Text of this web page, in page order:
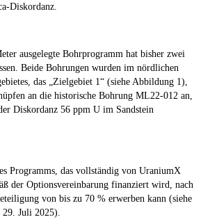
Diskordanz.
ausgelegte Bohrprogramm hat bisher zwei
Beide Bohrungen wurden im nördlichen
das „Zielgebiet 1“ (siehe Abbildung 1),
an die historische Bohrung ML22-012 an,
Diskordanz 56 ppm U im Sandstein
Programms, das vollständig von UraniumX
der Optionsvereinbarung finanziert wird, nach
von bis zu 70 % erwerben kann (siehe
Juli 2025).